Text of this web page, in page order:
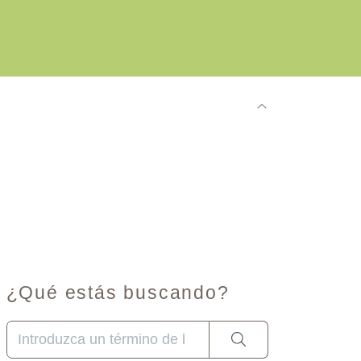
¿Qué estás buscando?
Cuando hay resultados autocompletados, puedes